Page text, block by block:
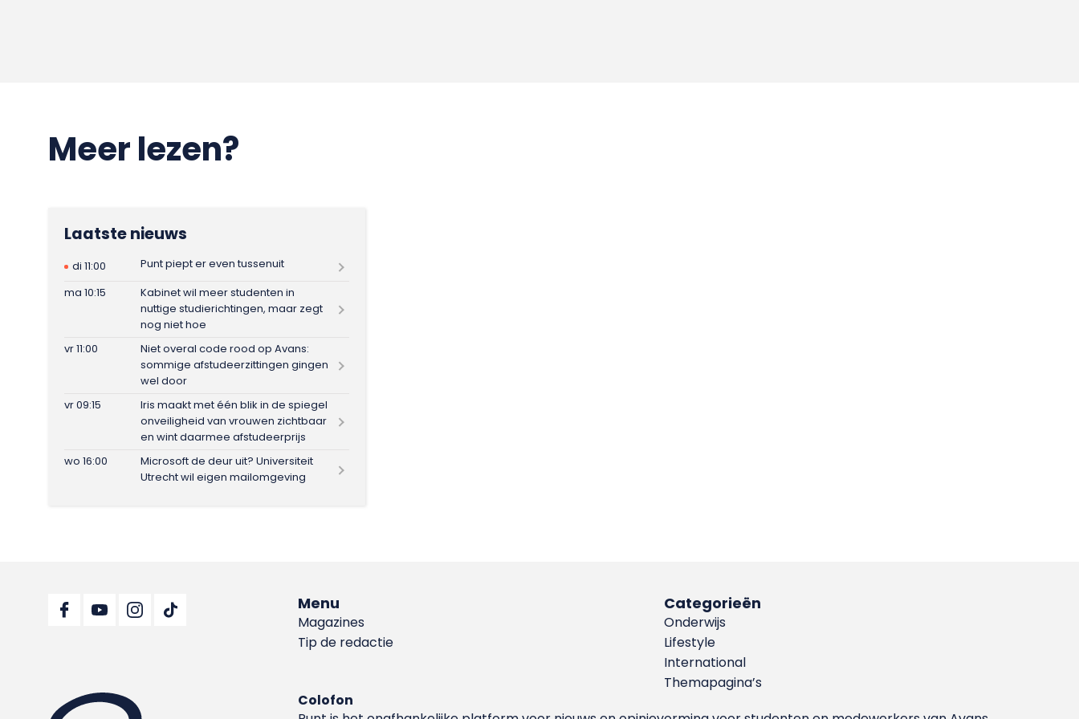
Meer lezen?
Laatste nieuws
di 11:00
Punt piept er even tussenuit
ma 10:15
Kabinet wil meer studenten in
nuttige studierichtingen, maar zegt
nog niet hoe
vr 11:00
Niet overal code rood op Avans:
sommige afstudeerzittingen gingen
wel door
vr 09:15
Iris maakt met één blik in de spiegel
onveiligheid van vrouwen zichtbaar
en wint daarmee afstudeerprijs
wo 16:00
Microsoft de deur uit? Universiteit
Utrecht wil eigen mailomgeving
Menu
Magazines
Tip de redactie
Categorieën
Onderwijs
Lifestyle
International
Themapagina’s
Colofon